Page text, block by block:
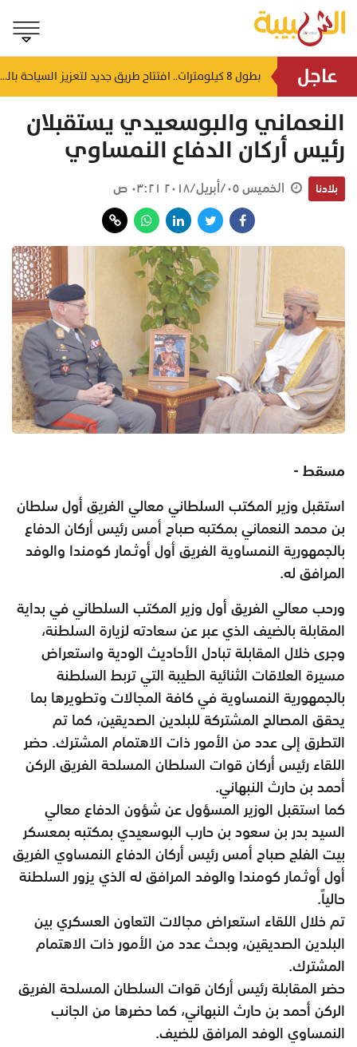
عاجل باكستان تُشيد بشدة بسلطنة عُمان: لعبت دورًا مهمًا في حل أزمة مضيق هرمز منذ ساعة بطول 8 كيلومترات.. افتتاح طريق جديد لتعزيز السياحة بالجبل الأخضر
النعماني والبوسعيدي يستقبلان
رئيس أركان الدفاع النمساوي
بلادنا الخميس ٠٥/أبريل/٢٠١٨ ٠٣:٢١ ص
مسقط -
استقبل وزير المكتب السلطاني معالي الفريق أول سلطان
بن محمد النعماني بمكتبه صباح أمس رئيس أركان الدفاع
بالجمهورية النمساوية الفريق أول أوثـمار كومندا والوفد
المرافق له.
ورحب معالي الفريق أول وزير المكتب السلطاني في بداية
المقابلة بالضيف الذي عبر عن سعادته لزيارة السلطنة،
وجرى خلال المقابلة تبادل الأحاديث الودية واستعراض
مسيرة العلاقات الثنائية الطيبة التي تربط السلطنة
بالجمهورية النمساوية في كافة المجالات وتطويرها بما
يحقق المصالح المشتركة للبلدين الصديقين، كما تم
التطرق إلى عدد من الأمور ذات الاهتمام المشترك. حضر
اللقاء رئيس أركان قوات السلطان المسلحة الفريق الركن
أحمد بن حارث النبهاني.
كما استقبل الوزير المسؤول عن شؤون الدفاع معالي
السيد بدر بن سعود بن حارب البوسعيدي بمكتبه بمعسكر
بيت الفلج صباح أمس رئيس أركان الدفاع النمساوي الفريق
أول أوثـمار كومندا والوفد المرافق له الذي يزور السلطنة
حالياً.
تم خلال اللقاء استعراض مجالات التعاون العسكري بين
البلدين الصديقين، وبحث عدد من الأمور ذات الاهتمام
المشترك.
حضر المقابلة رئيس أركان قوات السلطان المسلحة الفريق
الركن أحمد بن حارث النبهاني، كما حضرها من الجانب
النمساوي الوفد المرافق للضيف.